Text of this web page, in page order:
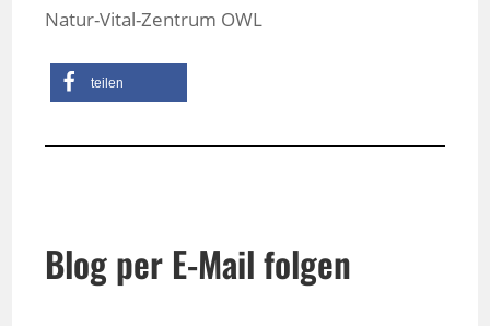
Natur-Vital-Zentrum OWL
teilen
Blog per E-Mail folgen